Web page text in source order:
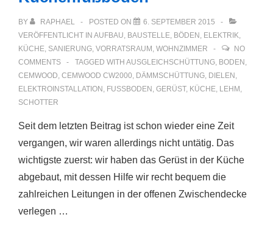
BY RAPHAEL POSTED ON
6. SEPTEMBER 2015
VERÖFFENTLICHT IN AUFBAU, BAUSTELLE, BÖDEN , ELEKTRIK,
KÜCHE, SANIERUNG, VORRATSRAUM , WOHNZIMMER
NO
COMMENTS
TAGGED WITH AUSGLEICHSCHÜTTUNG, BODEN ,
CEMWOOD, CEMWOOD CW2000, DÄMMSCHÜTTUNG, DIELEN ,
ELEKTROINSTALLATION , FUSSBODEN , GERÜST, KÜCHE, LEHM ,
SCHOTTER
Seit dem letzten Beitrag ist schon wieder eine Zeit
vergangen, wir waren allerdings nicht untätig. Das
wichtigste zuerst: wir haben das Gerüst in der Küche
abgebaut, mit dessen Hilfe wir recht bequem die
zahlreichen Leitungen in der offenen Zwischendecke
verlegen …